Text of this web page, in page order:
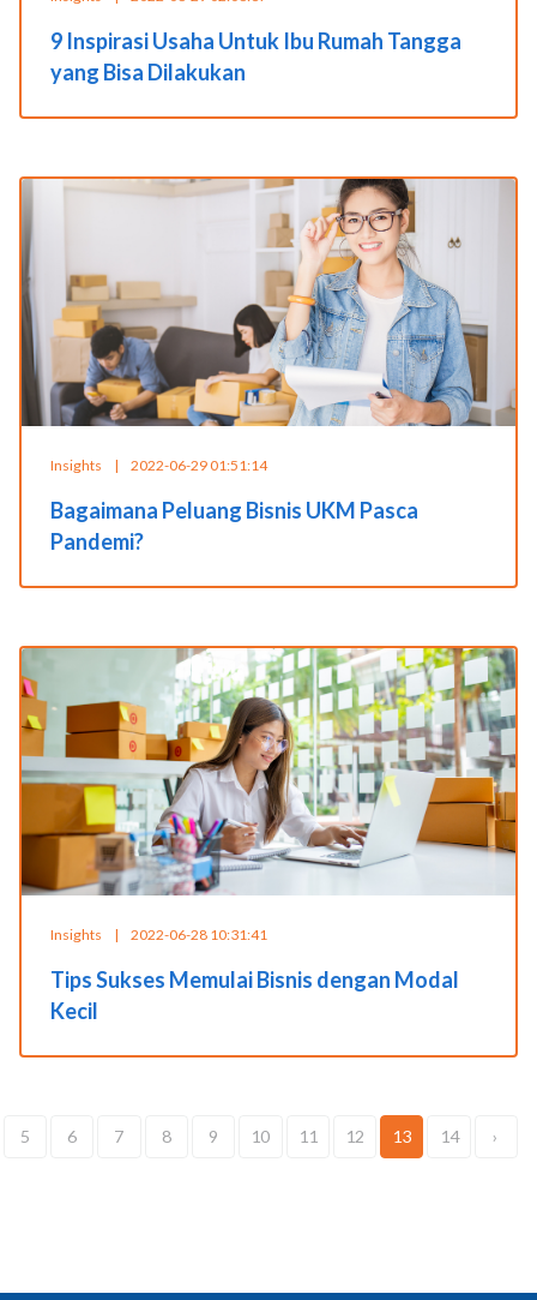
9 Inspirasi Usaha Untuk Ibu Rumah Tangga
yang Bisa Dilakukan
Insights | 2022-06-29 01:51:14
Bagaimana Peluang Bisnis UKM Pasca
Pandemi?
Insights | 2022-06-28 10:31:41
Tips Sukses Memulai Bisnis dengan Modal
Kecil
5 6 7 8 9 10 11 12 13 14 ›